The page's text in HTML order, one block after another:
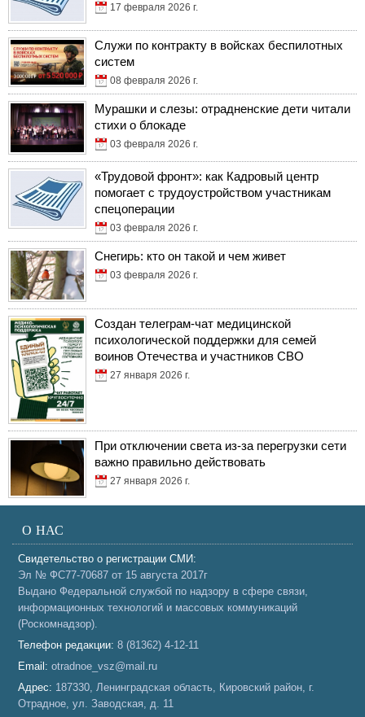
17 февраля 2026 г.
Служи по контракту в войсках беспилотных
систем
08 февраля 2026 г.
Мурашки и слезы: отрадненские дети читали
стихи о блокаде
03 февраля 2026 г.
«Трудовой фронт»: как Кадровый центр
помогает с трудоустройством участникам
спецоперации
03 февраля 2026 г.
Снегирь: кто он такой и чем живет
03 февраля 2026 г.
Создан телеграм-чат медицинской
психологической поддержки для семей
воинов Отечества и участников СВО
27 января 2026 г.
При отключении света из-за перегрузки сети
важно правильно действовать
27 января 2026 г.
О НАС
Свидетельство о регистрации СМИ:
Эл № ФС77-70687 от 15 августа 2017г
Выдано Федеральной службой по надзору в сфере связи,
информационных технологий и массовых коммуникаций
(Роскомнадзор).
Телефон редакции: 8 (81362) 4-12-11
Email: otradnoe_vsz@mail.ru
Адрес: 187330, Ленинградская область, Кировский район, г.
Отрадное, ул. Заводская, д. 11